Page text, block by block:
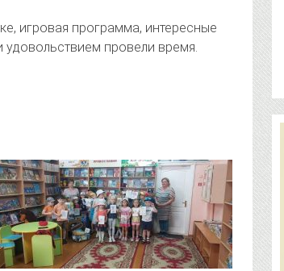
игровая программа, интересные
удовольствием провели время.